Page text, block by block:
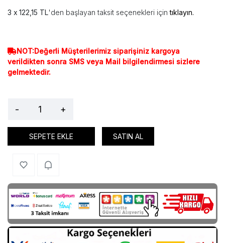
122,15 TL'den başlayan taksit seçenekleri içintıklayın.
NOT:Değerli Müşterilerimiz siparişiniz kargoya
verildikten sonra SMS veya Mail bilgilendirmesi sizlere
gelmektedir.
- +
SEPETE EKLE SATIN AL